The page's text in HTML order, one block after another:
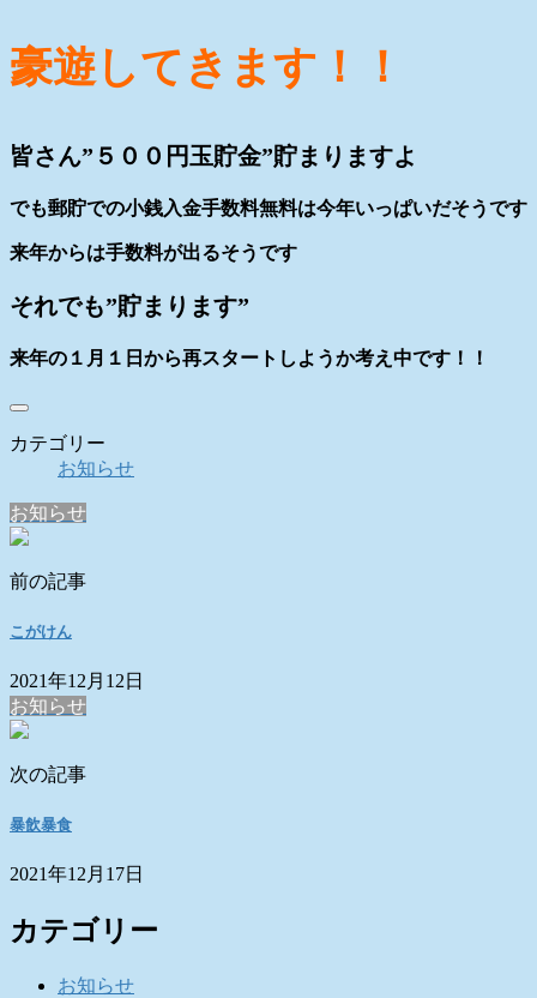
豪遊してきます！！
皆さん”５００円玉貯金”貯まりますよ
でも郵貯での小銭入金手数料無料は今年いっぱいだそうです
来年からは手数料が出るそうです
それでも”貯まります”
来年の１月１日から再スタートしようか考え中です！！
カテゴリー
お知らせ
お知らせ
前の記事
こがけん
2021年12月12日
お知らせ
次の記事
暴飲暴食
2021年12月17日
カテゴリー
お知らせ